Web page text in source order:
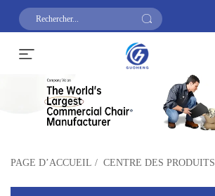
PAGE D’ACCUEIL / CENTRE DES PRODUITS